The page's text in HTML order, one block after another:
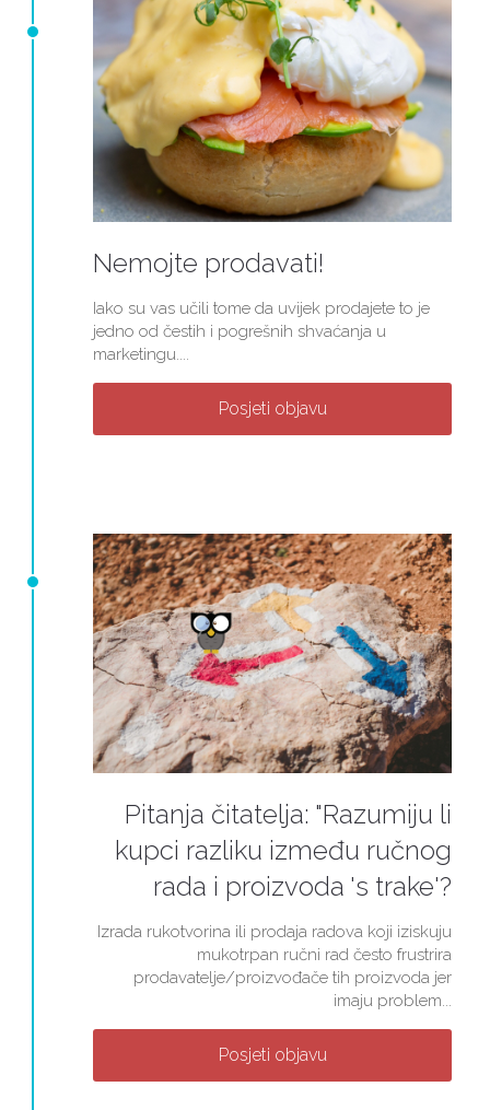
Nemojte prodavati!
Iako su vas učili tome da uvijek prodajete to je
jedno od čestih i pogrešnih shvaćanja u
marketingu....
Posjeti objavu
Pitanja čitatelja: "Razumiju li
kupci razliku između ručnog
rada i proizvoda 's trake'?
Izrada rukotvorina ili prodaja radova koji iziskuju
mukotrpan ručni rad često frustrira
prodavatelje/proizvođače tih proizvoda jer
imaju problem...
Posjeti objavu